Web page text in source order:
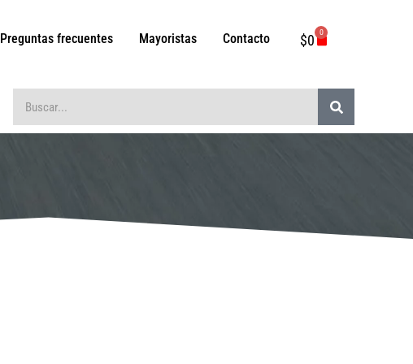
Preguntas frecuentes Mayoristas Contacto $0 0